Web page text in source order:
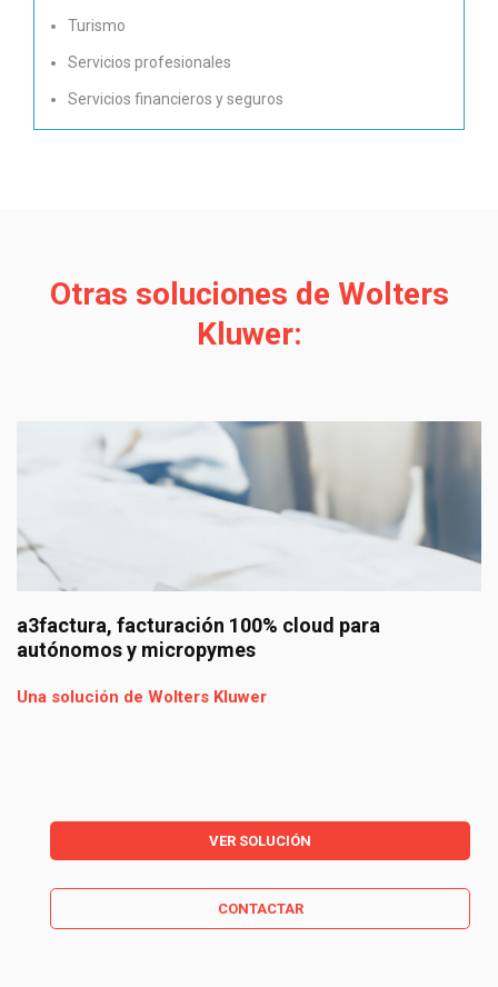
Turismo
Servicios profesionales
Servicios financieros y seguros
Otras soluciones de Wolters
Kluwer:
a3ERP,el programa de gestión integral para la
pyme que crece con tu negocio
Una solución de Wolters Kluwer
VER SOLUCIÓN
CONTACTAR